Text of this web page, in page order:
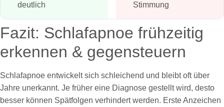
deutlich
Stimmung
Fazit: Schlafapnoe frühzeitig
erkennen & gegensteuern
Schlafapnoe entwickelt sich schleichend und bleibt oft über
Jahre unerkannt. Je früher eine Diagnose gestellt wird, desto
besser können Spätfolgen verhindert werden. Erste Anzeichen